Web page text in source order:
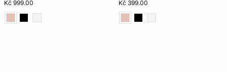
Kč 999.00 Kč 399.00